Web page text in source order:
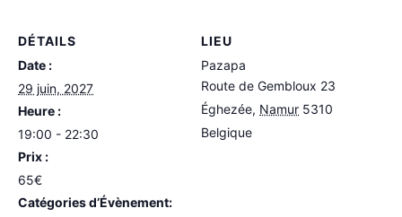
DÉTAILS
Date :
29 juin, 2027
Heure :
19:00 - 22:30
Prix :
65€
Catégories d’Évènement:
LIEU
Pazapa
Route de Gembloux 23
Éghezée, Namur 5310
Belgique